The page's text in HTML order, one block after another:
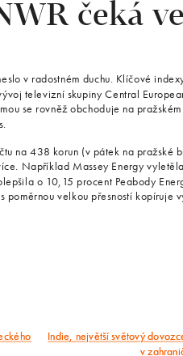
čeká
v radostném duchu. Klíčové
televizní skupiny Central
se rovněž obchoduje na
na 438 korun (v pátek na pražské
Například Massey Energy
o 10,15 procent Peabody
velkou přesností kopíruje
Následující
Indie, největší světový
v